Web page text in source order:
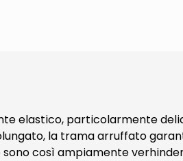
elastico, particolarmente
la trama arruffato
così ampiamente